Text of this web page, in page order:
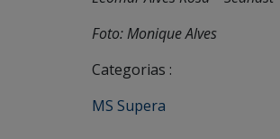
Foto: Monique Alves
Categorias :
MS Supera